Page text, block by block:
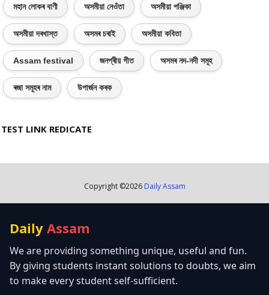
মহান লোকৰ বাণী অসমীয়া নেওঁতা অসমীয়া পঞ্জিকা
অসমীয়া দৰখাস্ত অসমৰ চৰাই অসমীয়া কবিতা
Assam festival জনপ্ৰীয় গীত অসমৰ নদ-নদী সমূহ
ৰজা সমূহৰ নাম উপাৰ্জন কৰক
TEST LINK REDICATE
Copyright ©2026 Daily Assam
Daily Assam
We are providing something unique, useful and fun.
By giving students instant solutions to doubts, we aim
to make every student self-sufficient.